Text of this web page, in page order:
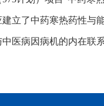
立了中药寒热药性
医病因病机的内在联